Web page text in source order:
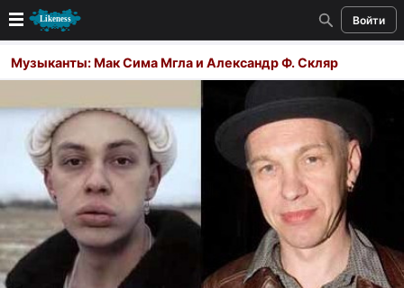
Войти
Новые
Лучшие
Голосование
Кандидаты
Случайное сходство 👍
Музыканты: Мак Сима Мгла и Александр Ф. Скляр